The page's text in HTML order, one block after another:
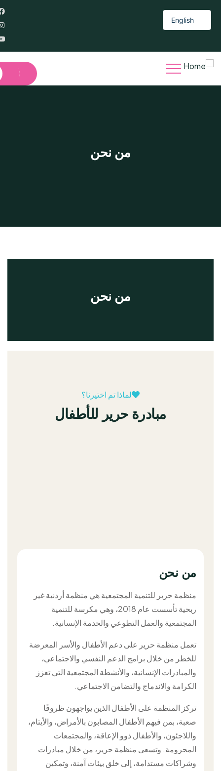
English
من نحن
من نحن
لماذا تم اختيرنا؟
مبادرة حرير للأطفال
من نحن
منظمة حرير للتنمية المجتمعية هي منظمة أردنية غير
ربحية تأسست عام 2018، وهي مكرسة للتنمية
المجتمعية والعمل التطوعي والخدمة الإنسانية.
تعمل منظمة حرير على دعم الأطفال والأسر المعرضة
للخطر من خلال برامج الدعم النفسي والاجتماعي،
والمبادرات الإنسانية، والأنشطة المجتمعية التي تعزز
الكرامة والاندماج والتضامن الاجتماعي.
تركز المنظمة على الأطفال الذين يواجهون ظروفًا
صعبة، بمن فيهم الأطفال المصابون بالأمراض، والأيتام،
واللاجئون، والأطفال ذوو الإعاقة، والمجتمعات
المحرومة. وتسعى منظمة حرير، من خلال مبادرات
وشراكات مستدامة، إلى خلق بيئات آمنة، وتمكين